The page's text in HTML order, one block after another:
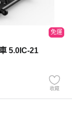
免運
5.0IC-21
收藏